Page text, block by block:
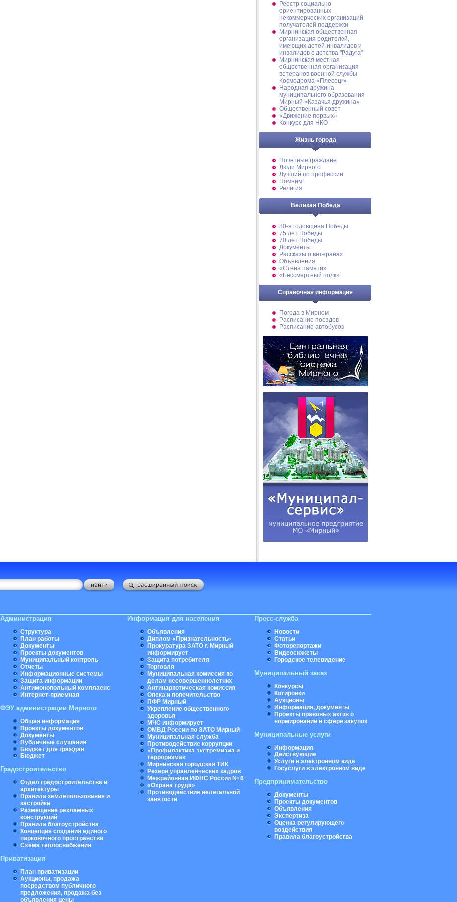
Реестр социально
ориентированных
некоммерческих организаций -
получателей поддержки
Мирнинская общественная
организация родителей,
имеющих детей-инвалидов и
инвалидов с детства "Радуга"
Мирнинская местная
общественная организация
ветеранов военной службы
Космодрома «Плесецк»
Народная дружина
муниципального образования
Мирный «Казачья дружина»
Общественный совет
«Движение первых»
Конкурс для НКО
Жизнь города
Почетные граждане
Люди Мирного
Лучший по профессии
Помним!
Религия
Великая Победа
80-я годовщина Победы
75 лет Победы
70 лет Победы
Документы
Рассказы о ветеранах
Объявления
«Стена памяти»
«Бессмертный полк»
Справочная информация
Погода в Мирном
Расписание поездов
Расписание автобусов
Администрация
Структура
План работы
Документы
Проекты документов
Муниципальный контроль
Отчеты
Информационные системы
Защита информации
Антимонопольный комплаенс
Интернет-приемная
ФЭУ администрации Мирного
Общая информация
Проекты документов
Документы
Публичные слушания
Бюджет для граждан
Бюджет
Градостроительство
Отдел градостроительства и
архитектуры
Правила землепользования и
застройки
Размещение рекламных
конструкций
Правила благоустройства
Концепция создания единого
парковочного пространства
Схема теплоснабжения
Приватизация
План приватизации
Аукционы, продажа
посредством публичного
предложения, продажа без
объявления цены
Информация для населения
Объявления
Диплом «Признательность»
Прокуратура ЗАТО г. Мирный
информирует
Защита потребителя
Торговля
Муниципальная комиссия по
делам несовершеннолетних
Антинаркотическая комиссия
Опека и попечительство
ПФР Мирный
Укрепление общественного
здоровья
МЧС информирует
ОМВД России по ЗАТО Мирный
Муниципальная cлужба
Противодействие коррупции
«Профилактика экстремизма и
терроризма»
Мирнинская городская ТИК
Резерв управленческих кадров
Межрайонная ИФНС России № 6
«Охрана труда»
Противодействие нелегальной
занятости
Пресс-служба
Новости
Статьи
Фоторепортажи
Видеосюжеты
Городское телевидение
Муниципальный заказ
Конкурсы
Котировки
Аукционы
Информация, документы
Проекты правовых актов о
нормировании в сфере закупок
Муниципальные услуги
Информация
Действующие
Услуги в электронном виде
Госуслуги в электронном виде
Предпринимательство
Документы
Проекты документов
Объявления
Экспертиза
Оценка регулирующего
воздействия
Правила благоустройства